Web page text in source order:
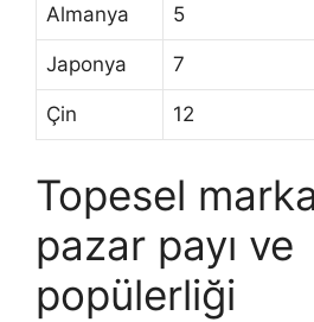
Almanya 5
Japonya 7
Çin 12
Topesel
pazar payı ve
popülerliği